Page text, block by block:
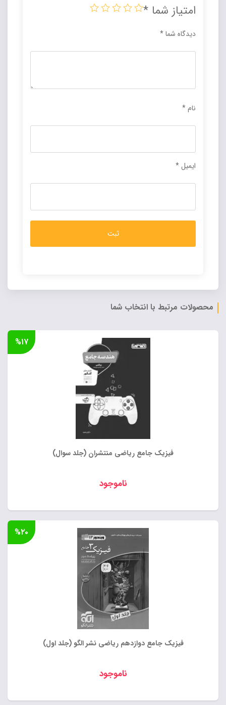
امتیاز شما *
دیدگاه شما*
نام*
ایمیل*
محصولات مرتبط با انتخاب شما
فیزیک جامع ریاضی منتشران (جلد سوال)
ناموجود
%۱۷
فیزیک جامع دوازدهم ریاضی نشر الگو (جلد اول)
ناموجود
%۲۰